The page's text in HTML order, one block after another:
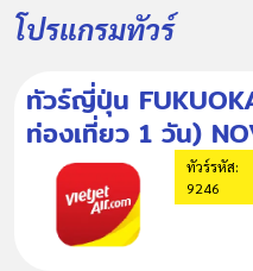
โปรแกรมทัวร์
ทัวร์ญี่ปุ่น
ท่องเที่ยว 1 วัน)
ทัวร์รหัส:
9246